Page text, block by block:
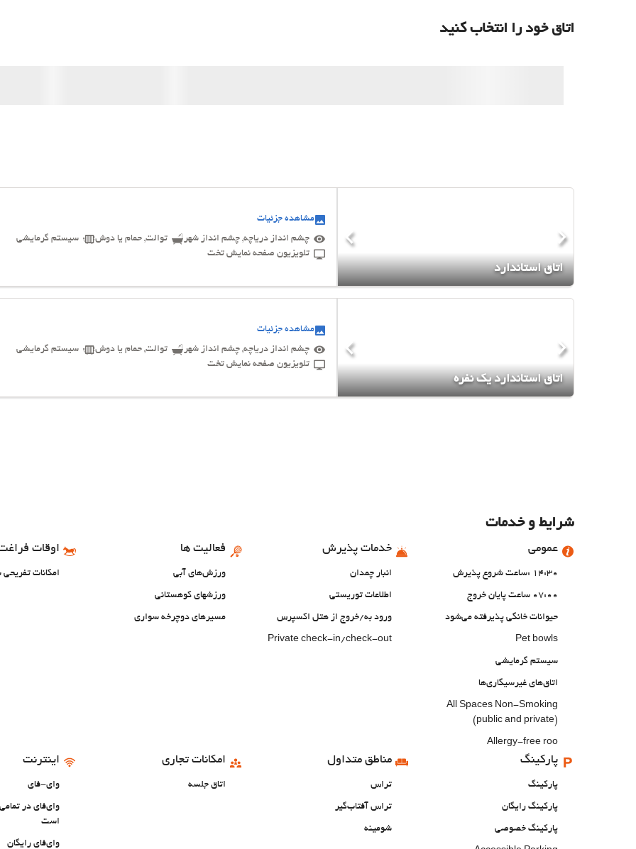
اتاق خود را انتخاب کنید
اتاق استاندارد
مشاهده جزئیات
چشم انداز دریاچه, چشم انداز شهر
توالت, حمام یا دوش
سیستم گرمایشی
تلویزیون صفحه نمایش تخت
اتاق استاندارد یک نفره
مشاهده جزئیات
چشم انداز دریاچه, چشم انداز شهر
توالت, حمام یا دوش
سیستم گرمایشی
تلویزیون صفحه نمایش تخت
شرایط و خدمات
عمومی
14:30 :ساعت شروع پذیرش
07:00 ساعت پایان خروج
حیوانات خانگی پذیرفته می‌شود
Pet bowls
سیستم گرمایشی
اتاق‌های غیرسیگاری‌ها
All Spaces Non-Smoking
(public and private)
Allergy-free roo
خدمات پذیرش
انبار چمدان
اطلاعات توریستی
ورود به/خروج از هتل اکسپرس
Private check-in/check-out
فعالیت ها
ورزش‌های آبی
ورزشهای کوهستانی
مسیرهای دوچرخه سواری
اوقات
امکانات تفریحی
پارکینگ
پارکینگ
پارکینگ رایگان
پارکینگ خصوصی
مناطق متداول
تراس
تراس آفتاب‌گیر
شومینه
امکانات تجاری
اتاق جلسه
اینترنت
وای-فای
وای‌فای در
است
وای‌فای رایگان